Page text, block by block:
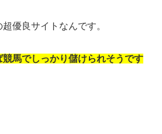
優良サイトなんです。
馬でしっかり儲けられそうです